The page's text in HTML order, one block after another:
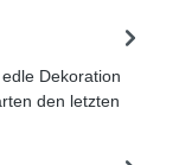
Dekoration
den letzten